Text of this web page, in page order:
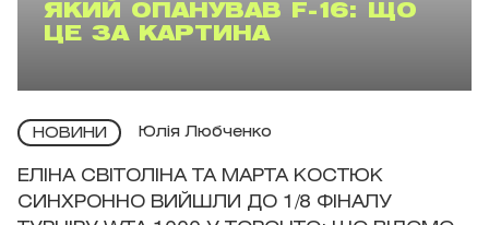
ЯКИЙ ОПАНУВАВ F-16: ЩО
ЦЕ ЗА КАРТИНА
НОВИНИ Юлія Любченко
ЕЛІНА СВІТОЛІНА ТА МАРТА КОСТЮК
СИНХРОННО ВИЙШЛИ ДО 1/8 ФІНАЛУ